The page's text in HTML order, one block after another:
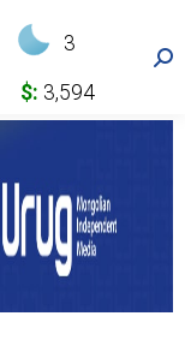
3
$: 3,594